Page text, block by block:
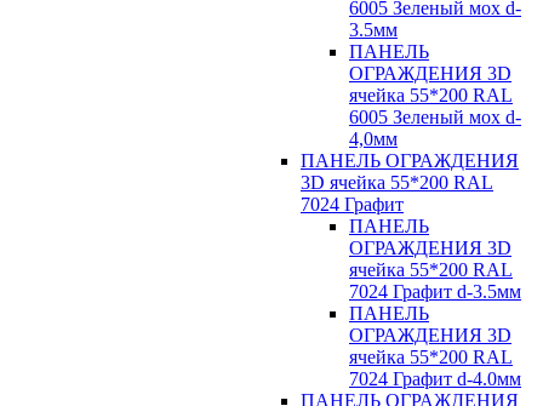
6005 Зеленый мох d-
3.5мм
ПАНЕЛЬ
ОГРАЖДЕНИЯ 3D
ячейка 55*200 RAL
6005 Зеленый мох d-
4,0мм
ПАНЕЛЬ ОГРАЖДЕНИЯ
3D ячейка 55*200 RAL
7024 Графит
ПАНЕЛЬ
ОГРАЖДЕНИЯ 3D
ячейка 55*200 RAL
7024 Графит d-3.5мм
ПАНЕЛЬ
ОГРАЖДЕНИЯ 3D
ячейка 55*200 RAL
7024 Графит d-4.0мм
ПАНЕЛЬ ОГРАЖДЕНИЯ